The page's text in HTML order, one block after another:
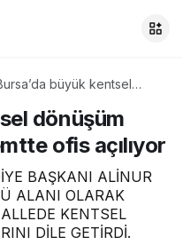
büyük kentsel
ofis açılıyor
dönüşüm
ofis açılıyor
BAŞKANI ALİNUR
ALANI OLARAK
KENTSEL
DİLE GETİRDİ.